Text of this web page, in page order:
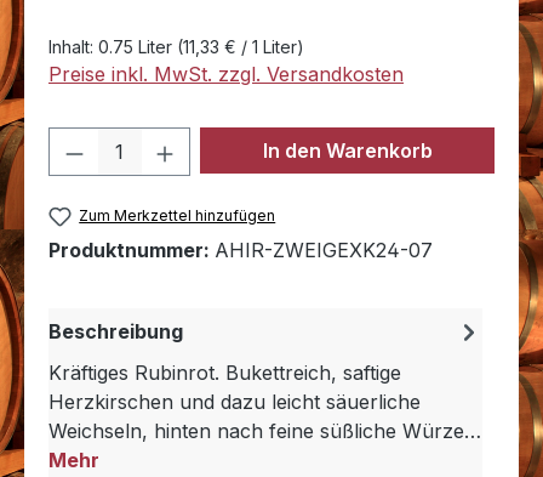
Inhalt: 0.75 Liter (11,33 € / 1 Liter)
Preise inkl. MwSt. zzgl. Versandkosten
Produkt Anzahl: Gib den
In den Warenkorb
Zum Merkzettel hinzufügen
Produktnummer: AHIR-ZWEIGEXK24-07
Beschreibung
Kräftiges Rubinrot. Bukettreich, saftige
Herzkirschen und dazu leicht säuerliche
Weichseln, hinten nach feine süßliche Würze…
Mehr